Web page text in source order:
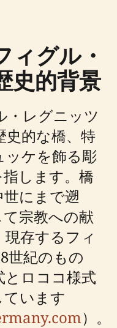
ィグル・
史的背景
・レグニッツ
史的な橋、特
ッケを飾る彫
します。橋
にまで遡
宗教への献
存するフィ
世紀のもの
ロココ様式
います
）。